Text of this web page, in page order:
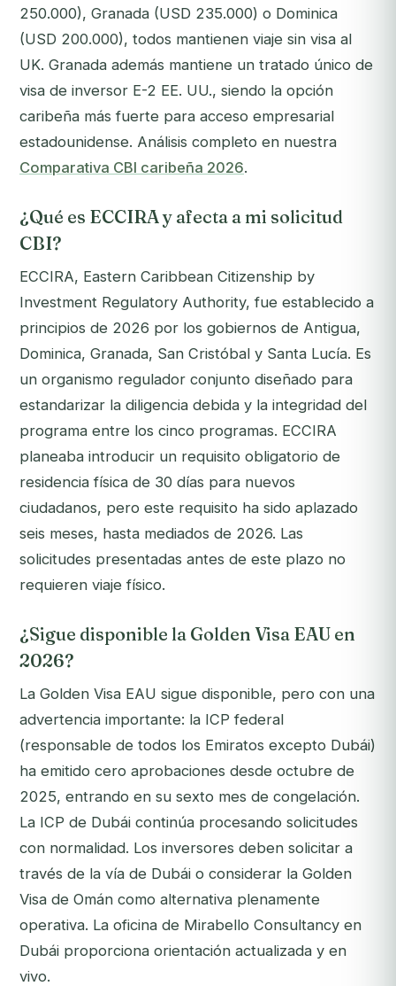
250.000), Granada (USD 235.000) o Dominica
(USD 200.000), todos mantienen viaje sin visa al
UK. Granada además mantiene un tratado único de
visa de inversor E-2 EE. UU., siendo la opción
caribeña más fuerte para acceso empresarial
estadounidense. Análisis completo en nuestra
Comparativa CBI caribeña 2026.
¿Qué es ECCIRA y afecta a mi solicitud
CBI?
ECCIRA, Eastern Caribbean Citizenship by
Investment Regulatory Authority, fue establecido a
principios de 2026 por los gobiernos de Antigua,
Dominica, Granada, San Cristóbal y Santa Lucía. Es
un organismo regulador conjunto diseñado para
estandarizar la diligencia debida y la integridad del
programa entre los cinco programas. ECCIRA
planeaba introducir un requisito obligatorio de
residencia física de 30 días para nuevos
ciudadanos, pero este requisito ha sido aplazado
seis meses, hasta mediados de 2026. Las
solicitudes presentadas antes de este plazo no
requieren viaje físico.
¿Sigue disponible la Golden Visa EAU en
2026?
La Golden Visa EAU sigue disponible, pero con una
advertencia importante: la ICP federal
(responsable de todos los Emiratos excepto Dubái)
ha emitido cero aprobaciones desde octubre de
2025, entrando en su sexto mes de congelación.
La ICP de Dubái continúa procesando solicitudes
con normalidad. Los inversores deben solicitar a
través de la vía de Dubái o considerar la Golden
Visa de Omán como alternativa plenamente
operativa. La oficina de Mirabello Consultancy en
Dubái proporciona orientación actualizada y en
vivo.